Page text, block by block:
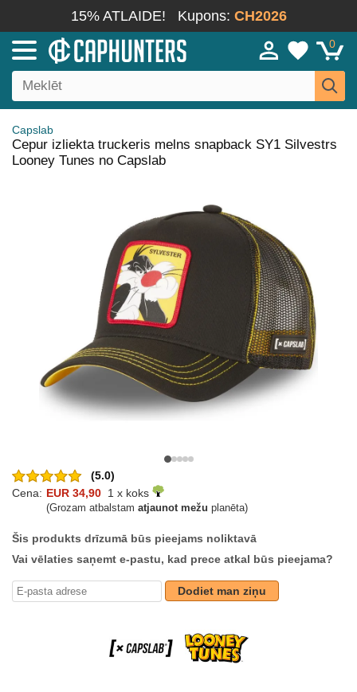
15% ATLAIDE! Kupons: CH2026
0
Capslab
Cepur izliekta truckeris melns snapback SY1 Silvestrs
Looney Tunes no Capslab
(5.0)
Cena: EUR 34,90 1 x koks
(Grozam atbalstam atjaunot mežu planēta)
Šis produkts drīzumā būs pieejams noliktavā
Vai vēlaties saņemt e-pastu, kad prece atkal būs pieejama?
Dodiet man ziņu